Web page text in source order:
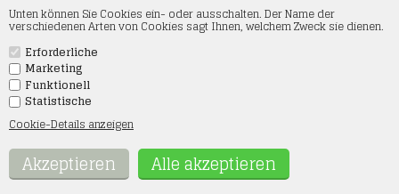
Unten können Sie Cookies ein- oder ausschalten. Der Name der
verschiedenen Arten von Cookies sagt Ihnen, welchem Zweck sie dienen.
Erforderliche
Marketing
Funktionell
Statistische
Cookie-Details anzeigen
dieser Kategorie.
Kibri 11231 Bus Setra S 515 HD, Kibri 21231 Bus, Setra S 515 HD,